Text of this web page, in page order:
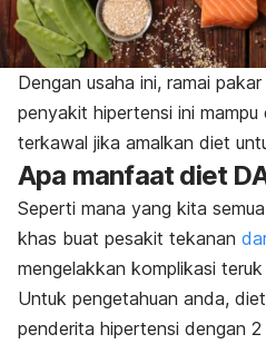
Dengan usaha ini, ramai
penyakit hipertensi ini
terkawal jika amalkan diet
Apa manfaat diet
Seperti mana yang kita
khas buat pesakit tekanan
mengelakkan komplikasi
Untuk pengetahuan anda,
penderita hipertensi dengan